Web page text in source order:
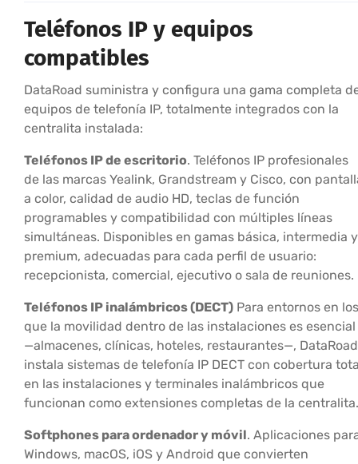
Teléfonos IP y equipos
compatibles
DataRoad suministra y configura una gama completa
equipos de telefonía IP, totalmente integrados con la
centralita instalada:
Teléfonos IP de escritorio. Teléfonos IP profesionales
de las marcas Yealink, Grandstream y Cisco, con
a color, calidad de audio HD, teclas de función
programables y compatibilidad con múltiples líneas
simultáneas. Disponibles en gamas básica, intermedia y
premium, adecuadas para cada perfil de usuario:
recepcionista, comercial, ejecutivo o sala de reuniones.
Teléfonos IP inalámbricos (DECT) Para entornos en los
que la movilidad dentro de las instalaciones es esencial
—almacenes, clínicas, hoteles, restaurantes—, DataRoad
instala sistemas de telefonía IP DECT con cobertura
en las instalaciones y terminales inalámbricos que
funcionan como extensiones completas de la centralita.
Softphones para ordenador y móvil. Aplicaciones
Windows, macOS, iOS y Android que convierten